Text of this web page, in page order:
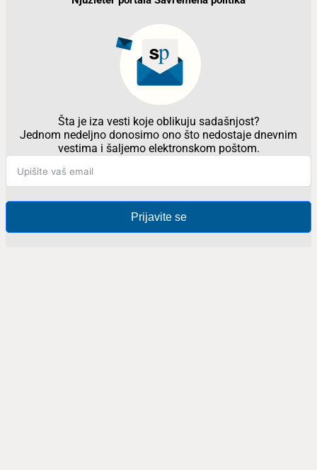
Šta je iza vesti koje oblikuju sadašnjost?
Jednom nedeljno donosimo ono što nedostaje dnevnim
vestima i šaljemo elektronskom poštom.
Prijavite se